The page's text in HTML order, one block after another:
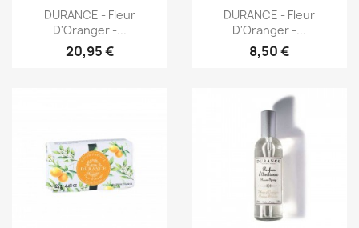
 Aperçu rapide
DURANCE - Fleur
D'Oranger -...
20,95 €
 Aperçu rapide
DURANCE - Fleur
D'Oranger -...
8,50 €